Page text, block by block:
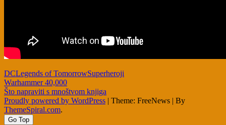
DCLegends of TomorrowSuperheroji
Post
navigation
Warhammer 40,000
Što napraviti s mnoštvom knjiga
Proudly powered by WordPress | Theme: FreeNews | By
ThemeSpiral.com.
Go Top